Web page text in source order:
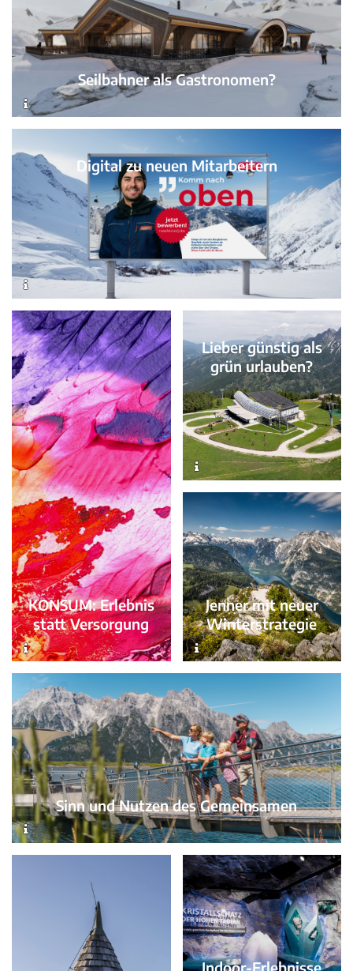
Seilbahner als Gastronomen?
Digital zu neuen Mitarbeitern
KONSUM: Erlebnis
statt Versorgung
Lieber günstig als
grün urlauben?
Sinn und Nutzen des Gemeinsamen
Jenner mit neuer
Winterstrategie